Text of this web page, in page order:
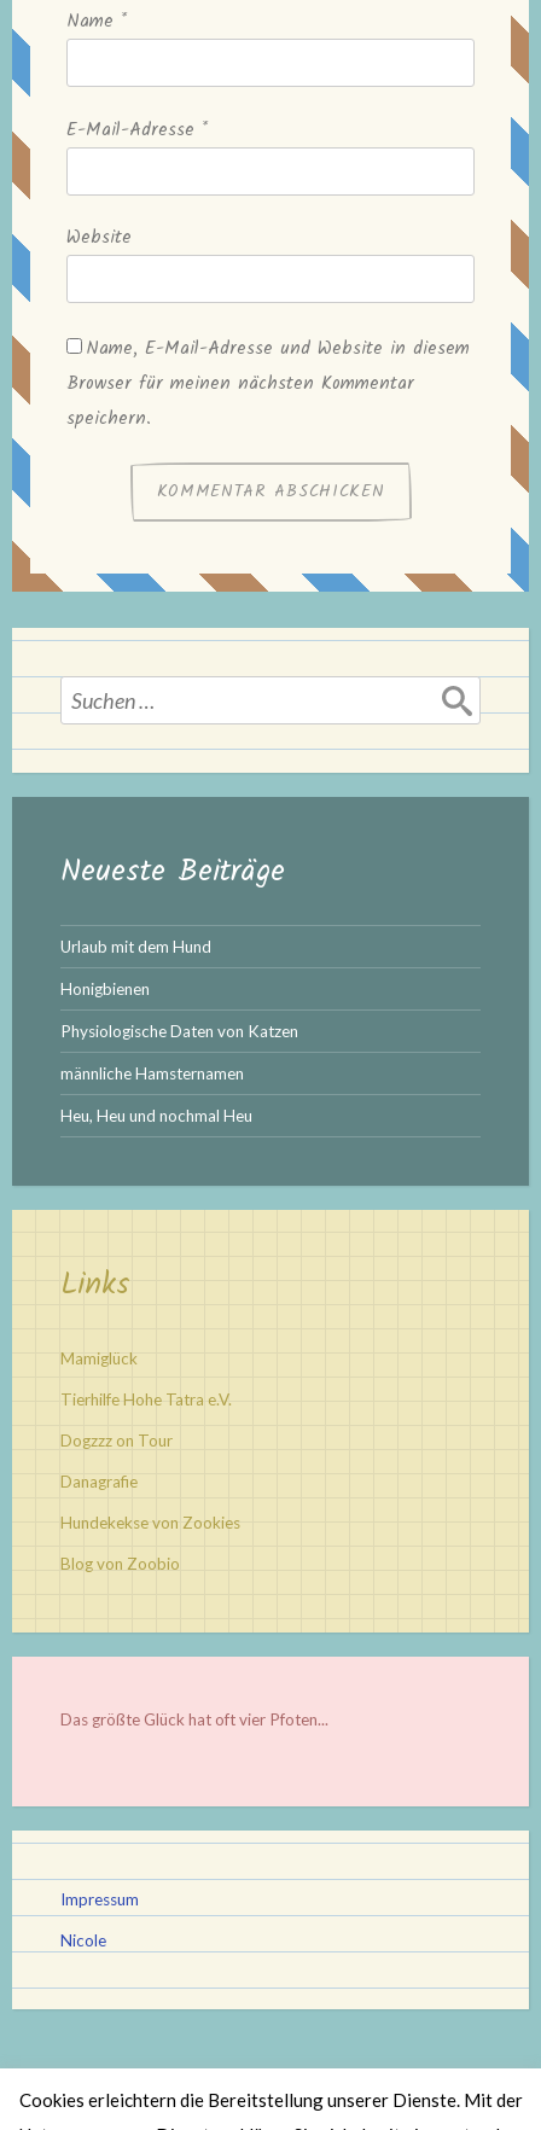
Name *
E-Mail-Adresse *
Website
Name, E-Mail-Adresse und Website in diesem
Browser für meinen nächsten Kommentar
speichern.
Suchen
nach:
Neueste Beiträge
Urlaub mit dem Hund
Honigbienen
Physiologische Daten von Katzen
männliche Hamsternamen
Heu, Heu und nochmal Heu
Links
Mamiglück
Tierhilfe Hohe Tatra e.V.
Dogzzz on Tour
Danagrafie
Hundekekse von Zookies
Blog von Zoobio
Das größte Glück hat oft vier Pfoten...
Impressum
Nicole
Cookies erleichtern die Bereitstellung unserer Dienste. Mit der